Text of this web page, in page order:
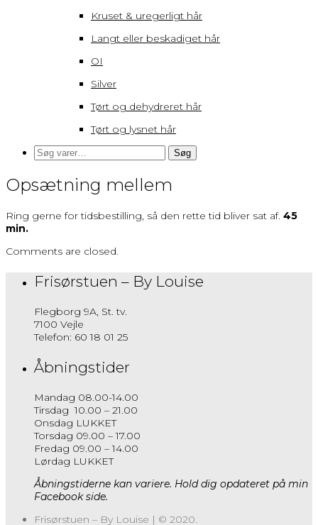
Kruset & uregerligt hår
Langt eller beskadiget hår
OI
Silver
Tørt og dehydreret hår
Tørt og lysnet hår
Søg
efter:
Søg
Opsætning mellem
Ring gerne for tidsbestilling, så den rette tid bliver sat af. 45
min.
Comments are closed.
Frisørstuen – By Louise
Flegborg 9A, St. tv.
7100 Vejle
Telefon: 60 18 01 25
Åbningstider
Mandag 08.00-14.00
Tirsdag 10.00 – 21.00
Onsdag LUKKET
Torsdag 09.00 – 17.00
Fredag 09.00 – 14.00
Lørdag LUKKET
Åbningstiderne kan variere. Hold dig opdateret på min
Facebook side.
Frisørstuen – By Louise | © 2020.